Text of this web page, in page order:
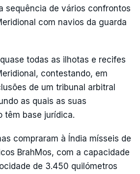
sequência de vários confrontos
com navios da guarda
todas as ilhotas e recifes
contestando, em
de um tribunal arbitral
as quais as suas
têm base jurídica.
compraram à Índia mísseis de
BrahMos, com a capacidade
de 3.450 quilómetros